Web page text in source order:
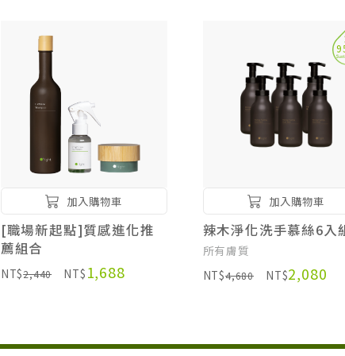
加入購物車
[職場新起點]質感進化推
薦組合
NT$2,440 NT$ 1,688
加入購物車
辣木淨化洗手慕絲6入
所有膚質
NT$4,680 NT$2,080